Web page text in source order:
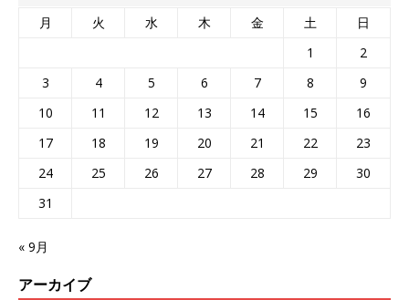
月 火 水 木 金 土
日
1
2
3
4 5 6 7 8
9
10
11 12 13 14 15
16
17
18 19 20 21 22
23
24
25 26 27 28 29
30
31
« 9月
アーカイブ